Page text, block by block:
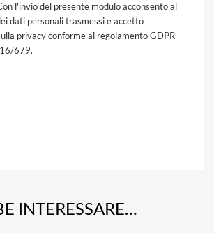
l'invio del presente modulo acconsento al
dati personali trasmessi e accetto
privacy conforme al regolamento GDPR
679.
INTERESSARE…